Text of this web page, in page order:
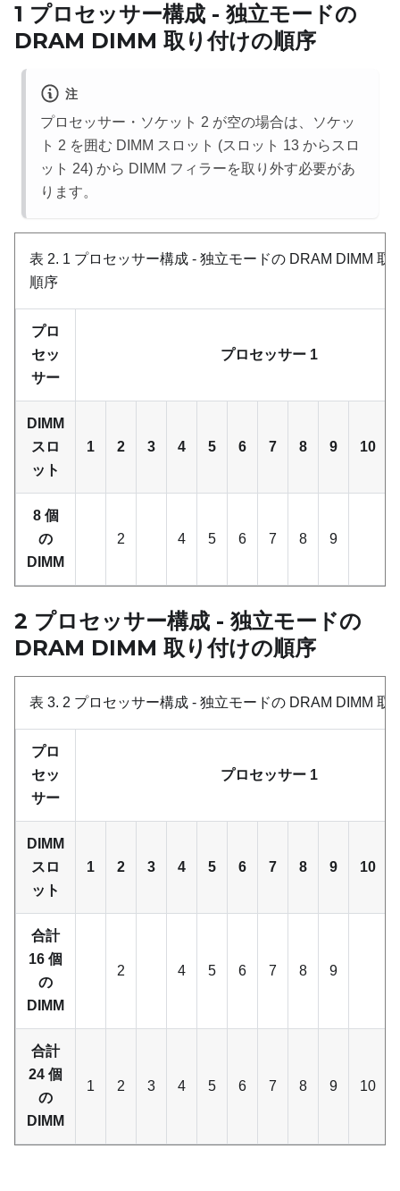
1 プロセッサー構成 - 独立モードの
DRAM DIMM 取り付けの順序
注
プロセッサー・ソケット 2 が空の場合は、ソケッ
ト 2 を囲む DIMM スロット (スロット 13 からスロ
ット 24) から DIMM フィラーを取り外す必要があ
ります。
表 2. 1 プロセッサー構成 - 独立モードの DRAM DIMM 取
順序
プロ
セッ
サー
プロセッサー 1
DIMM
スロ
ット
1 2 3 4 5 6 7 8 9 10
8 個
の
DIMM
2 4 5 6 7 8 9
2 プロセッサー構成 - 独立モードの
DRAM DIMM 取り付けの順序
表 3. 2 プロセッサー構成 - 独立モードの DRAM DIMM 取
プロ
セッ
サー
プロセッサー 1
DIMM
スロ
ット
1 2 3 4 5 6 7 8 9 10
合計
16 個
の
DIMM
2 4 5 6 7 8 9
合計
24 個
の
DIMM
1 2 3 4 5 6 7 8 9 10